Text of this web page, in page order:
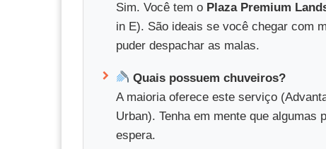
Sim. Você tem o Plaza Premium
in E). São ideais se você chegar com
puder despachar as malas.
Quais possuem chuveiros?
A maioria oferece este serviço
Urban). Tenha em mente que
espera.